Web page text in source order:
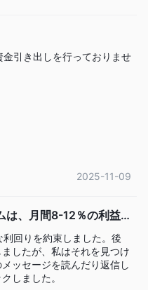
イズオプション、自動取引
機能豊富な取引プラットフ
ラットフォームを利用して
あります：
不足しているため、クライ
しのコストや利便性につい
：
Lucky Ant Tradingは、
チャットや電話サポートな
め、クライアントはトレー
たり、支援を受けたりする
引き出しを行っておりませ
2025-11-09
は、月間8-12％の利益を
。
回りを約束しました。後
したが、私はそれを見つけ
ッセージを読んだり返信し
しました。